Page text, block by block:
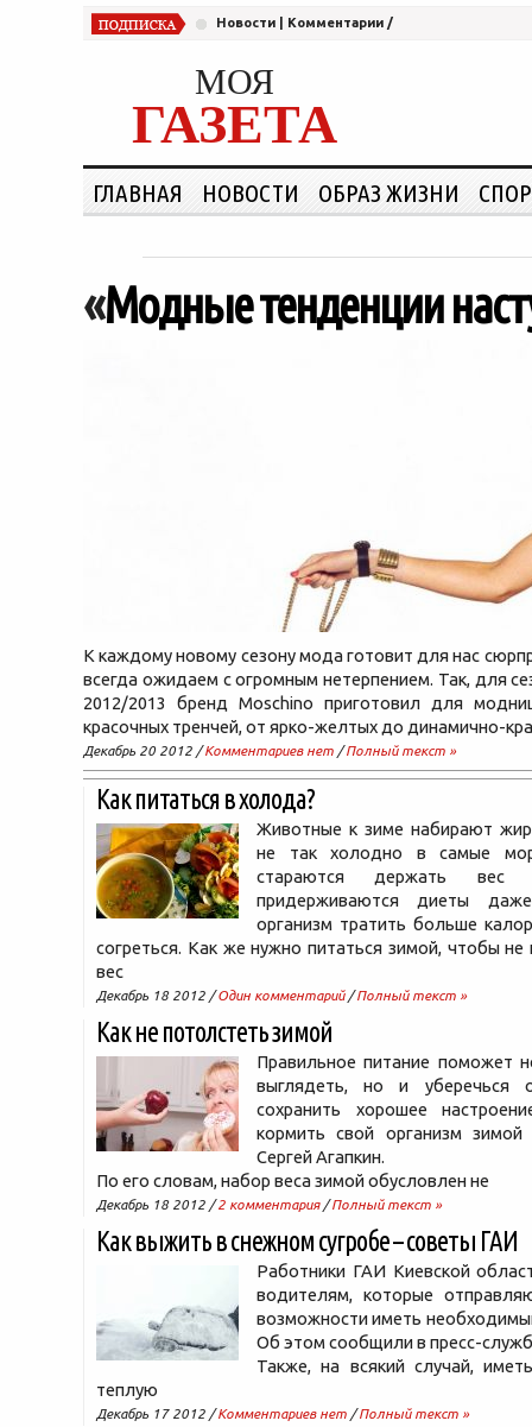
Новости Комментарии /
МОЯ
ГАЗЕТА
ГЛАВНАЯ НОВОСТИ ОБРАЗ ЖИЗНИ
«Модные тенденции
К каждому новому сезону мода готовит для нас
всегда ожидаем с огромным нетерпением. Так, для
2012/2013 бренд Moschino приготовил для
красочных тренчей, от ярко-желтых до динамично-
Декабрь 20 2012 /Комментариев нет /Полный текст »
Как питаться в холода?
Животные к зиме набирают
не так холодно в самые
стараются держать
придерживаются диеты
организм тратить больше
согреться. Как же нужно питаться зимой, чтобы
вес
Декабрь 18 2012 /Один комментарий/Полный текст »
Как не потолстеть зимой
Правильное питание поможет
выглядеть, но и уберечься
сохранить хорошее
кормить свой организм зимой
Сергей Агапкин.
По его словам, набор веса зимой обусловлен не
Декабрь 18 2012 /2 комментария/Полный текст »
Как выжить в снежном сугробе – советы ГАИ
Работники ГАИ Киевской
водителям, которые
возможности иметь
Об этом сообщили в пресс-
Также, на всякий случай,
теплую
Декабрь 17 2012 /Комментариев нет /Полный текст »